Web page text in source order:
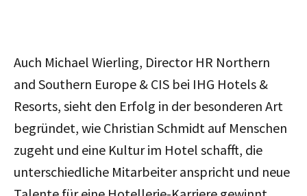
Auch Michael Wierling, Director HR Northern
and Southern Europe & CIS bei IHG Hotels &
Resorts, sieht den Erfolg in der besonderen Art
begründet, wie Christian Schmidt auf Menschen
zugeht und eine Kultur im Hotel schafft, die
unterschiedliche Mitarbeiter anspricht und neue